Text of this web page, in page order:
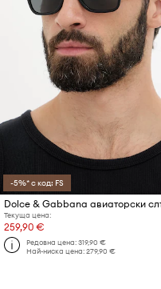
-5%* с код: FS
Текуща цена:
259,90 €
Редовна цена:319,90 €
Най-ниска цена:279,90 €